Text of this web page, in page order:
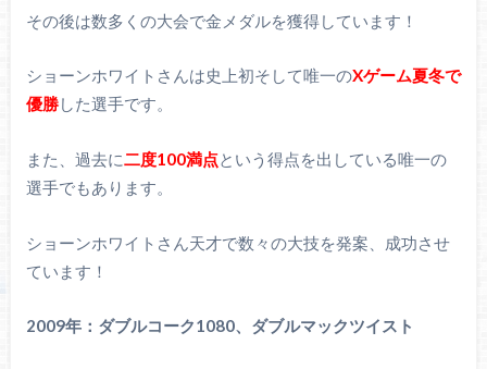
その後は数多くの大会で金メダルを獲得しています！
ショーンホワイトさんは史上初そして唯一のXゲーム夏冬で
優勝した選手です。
また、過去に二度100満点という得点を出している唯一の
選手でもあります。
ショーンホワイトさん天才で数々の大技を発案、成功させ
ています！
2009年：ダブルコーク1080、ダブルマックツイスト